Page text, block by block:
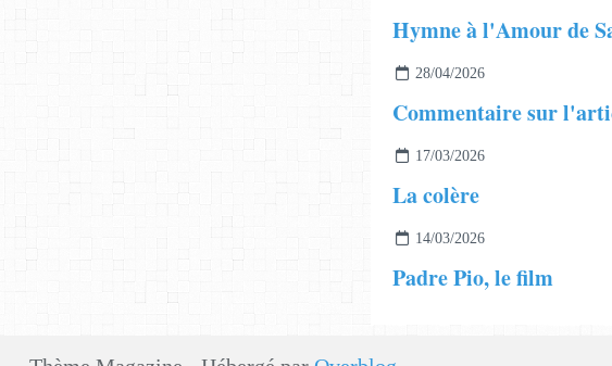
28/04/2026
17/03/2026
La colère
14/03/2026
Padre Pio, le film